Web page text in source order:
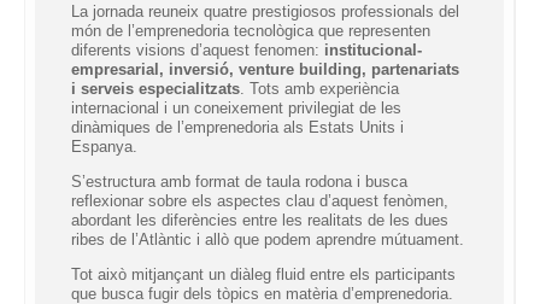
La jornada reuneix quatre prestigiosos professionals del
món de l’emprenedoria tecnològica que representen
diferents visions d’aquest fenomen: institucional-
empresarial, inversió, venture building, partenariats
i serveis especialitzats . Tots amb experiència
internacional i un coneixement privilegiat de les
dinàmiques de l’emprenedoria als Estats Units i
Espanya.
S’estructura amb format de taula rodona i busca
reflexionar sobre els aspectes clau d’aquest fenòmen,
abordant les diferències entre les realitats de les dues
ribes de l’Atlàntic i allò que podem aprendre mútuament.
Tot això mitjançant un diàleg fluid entre els participants
que busca fugir dels tòpics en matèria d’emprenedoria.